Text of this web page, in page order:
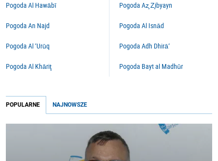
Pogoda Al Hawābī
Pogoda An Najd
Pogoda Al ‘Urūq
Pogoda Al Khāriţ
Pogoda Az̧ Z̧ibyayn
Pogoda Al Isnād
Pogoda Adh Dhirā‘
Pogoda Bayt al Madhūr
POPULARNE NAJNOWSZE